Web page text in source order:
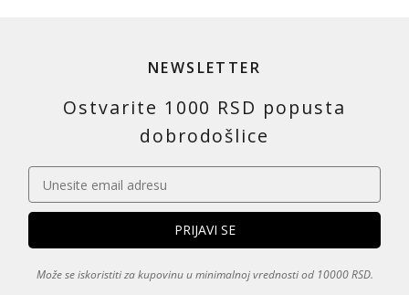
NEWSLETTER
Ostvarite 1000 RSD popusta
dobrodošlice
Može se iskoristiti za kupovinu u minimalnoj vrednosti od 10000 RSD.